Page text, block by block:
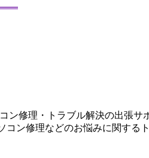
ン修理・トラブル解決の出張
ン修理などのお悩みに関する